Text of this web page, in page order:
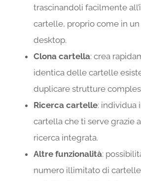
trascinandoli facilmente
cartelle, proprio come in
desktop.
Clona cartella: crea
identica delle cartelle
duplicare strutture
Ricerca cartelle: individua
cartella che ti serve grazie
ricerca integrata.
Altre funzionalità:
numero illimitato di